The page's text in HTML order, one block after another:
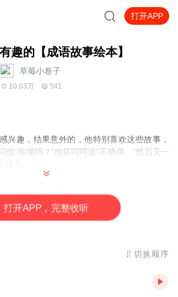
打开APP
有趣的【成语故事绘本】
草莓小卷子
10.03万 541
兴趣，结果意外的，他特别喜欢这些故事，
他“你懂吗？”他笑呵呵说“不晓得。”然后又一
打开APP，完整收听
切换顺序